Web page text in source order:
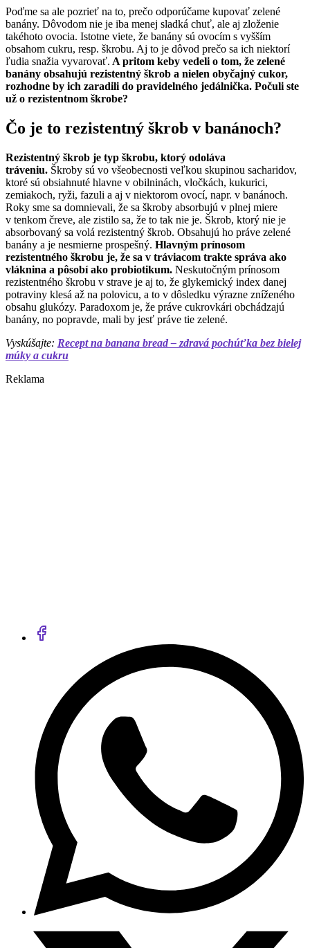
Poďme sa ale pozrieť na to, prečo odporúčame kupovať zelené
banány. Dôvodom nie je iba menej sladká chuť, ale aj zloženie
takéhoto ovocia. Istotne viete, že banány sú ovocím s vyšším
obsahom cukru, resp. škrobu. Aj to je dôvod prečo sa ich niektorí
ľudia snažia vyvarovať. A pritom keby vedeli o tom, že zelené
banány obsahujú rezistentný škrob a nielen obyčajný cukor,
rozhodne by ich zaradili do pravidelného jedálnička. Počuli ste
už o rezistentnom škrobe?
Čo je to rezistentný škrob v banánoch?
Rezistentný škrob je typ škrobu, ktorý odoláva
tráveniu. Škroby sú vo všeobecnosti veľkou skupinou sacharidov,
ktoré sú obsiahnuté hlavne v obilninách, vločkách, kukurici,
zemiakoch, ryži, fazuli a aj v niektorom ovocí, napr. v banánoch.
Roky sme sa domnievali, že sa škroby absorbujú v plnej miere
v tenkom čreve, ale zistilo sa, že to tak nie je. Škrob, ktorý nie je
absorbovaný sa volá rezistentný škrob. Obsahujú ho práve zelené
banány a je nesmierne prospešný. Hlavným prínosom
rezistentného škrobu je, že sa v tráviacom trakte správa ako
vláknina a pôsobí ako probiotikum. Neskutočným prínosom
rezistentného škrobu v strave je aj to, že glykemický index danej
potraviny klesá až na polovicu, a to v dôsledku výrazne zníženého
obsahu glukózy. Paradoxom je, že práve cukrovkári obchádzajú
banány, no popravde, mali by jesť práve tie zelené.
Vyskúšajte: Recept na banana bread – zdravá pochúťka bez bielej
múky a cukru
Reklama